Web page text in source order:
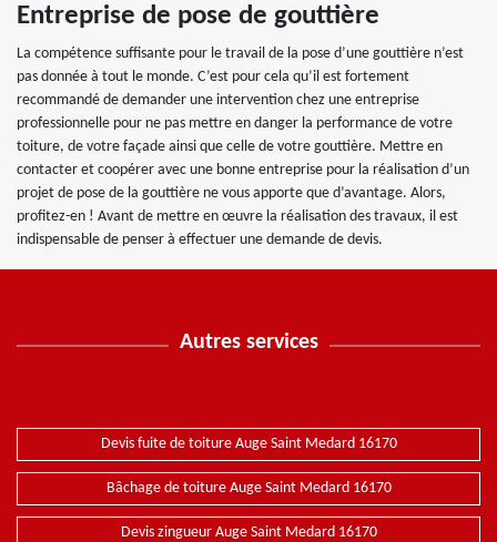
Entreprise de pose de gouttière
La compétence suffisante pour le travail de la pose d’une gouttière n’est
pas donnée à tout le monde. C’est pour cela qu’il est fortement
recommandé de demander une intervention chez une entreprise
professionnelle pour ne pas mettre en danger la performance de votre
toiture, de votre façade ainsi que celle de votre gouttière. Mettre en
contacter et coopérer avec une bonne entreprise pour la réalisation d’un
projet de pose de la gouttière ne vous apporte que d’avantage. Alors,
profitez-en ! Avant de mettre en œuvre la réalisation des travaux, il est
indispensable de penser à effectuer une demande de devis.
Autres services
Devis fuite de toiture Auge Saint Medard 16170
Bâchage de toiture Auge Saint Medard 16170
Devis zingueur Auge Saint Medard 16170